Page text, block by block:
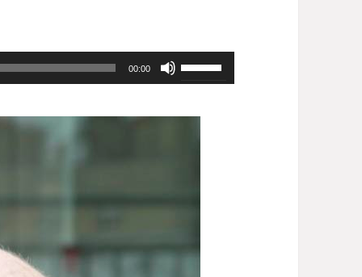
00:00
Utilisez
les
flèches
haut/bas